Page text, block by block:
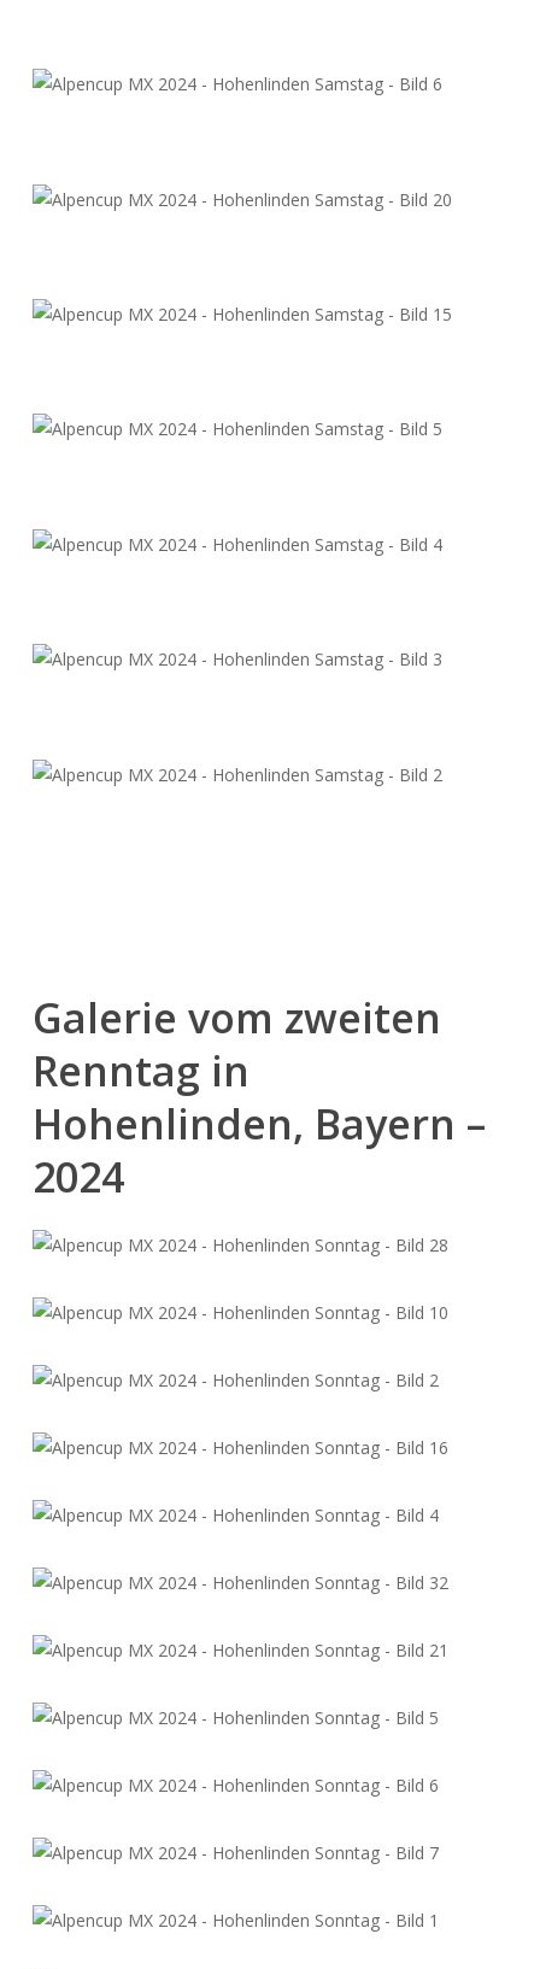
Galerie vom zweiten
Renntag in
Hohenlinden, Bayern –
2024